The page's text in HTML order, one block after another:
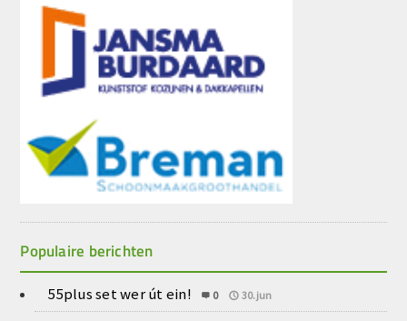
Populaire berichten
55plus set wer út ein! 0 30.jun